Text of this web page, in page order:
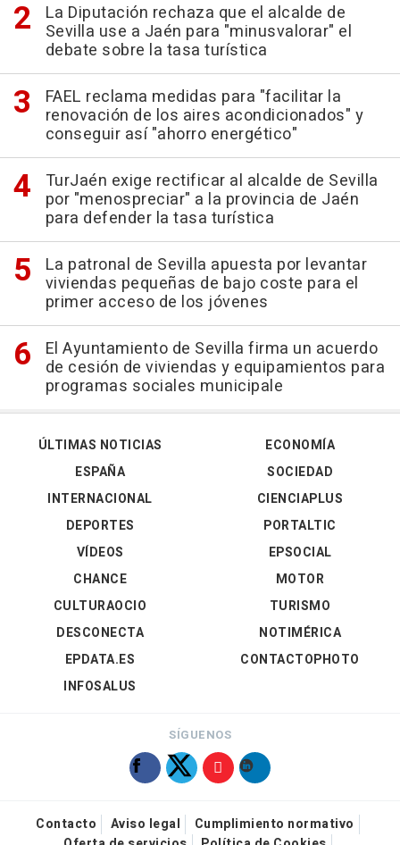
La Diputación rechaza que el alcalde de
Sevilla use a Jaén para "minusvalorar" el
debate sobre la tasa turística
FAEL reclama medidas para "facilitar la
renovación de los aires acondicionados" y
conseguir así "ahorro energético"
TurJaén exige rectificar al alcalde de Sevilla
por "menospreciar" a la provincia de Jaén
para defender la tasa turística
La patronal de Sevilla apuesta por levantar
viviendas pequeñas de bajo coste para el
primer acceso de los jóvenes
El Ayuntamiento de Sevilla firma un acuerdo
de cesión de viviendas y equipamientos para
programas sociales municipale
ÚLTIMAS NOTICIAS
ESPAÑA
INTERNACIONAL
DEPORTES
VÍDEOS
ECONOMÍA
SOCIEDAD
CIENCIAPLUS
PORTALTIC
EPSOCIAL
CHANCE
CULTURAOCIO
DESCONECTA
EPDATA.ES
INFOSALUS
MOTOR
TURISMO
NOTIMÉRICA
CONTACTOPHOTO
SÍGUENOS
Contacto Aviso legal
Cumplimiento normativo